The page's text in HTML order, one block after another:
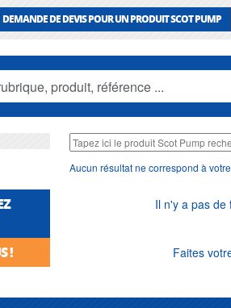
DEMANDE DE DEVIS POUR UN PRODUIT SCOT PUMP
!
Aucun résultat ne correspond à
Il n'y a pas
Faites